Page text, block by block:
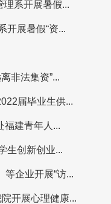
理系开展暑假...
开展暑假“资...
非法集资”...
届毕业生供...
福建青年人...
生创新创业...
企业开展“访...
开展心理健康...